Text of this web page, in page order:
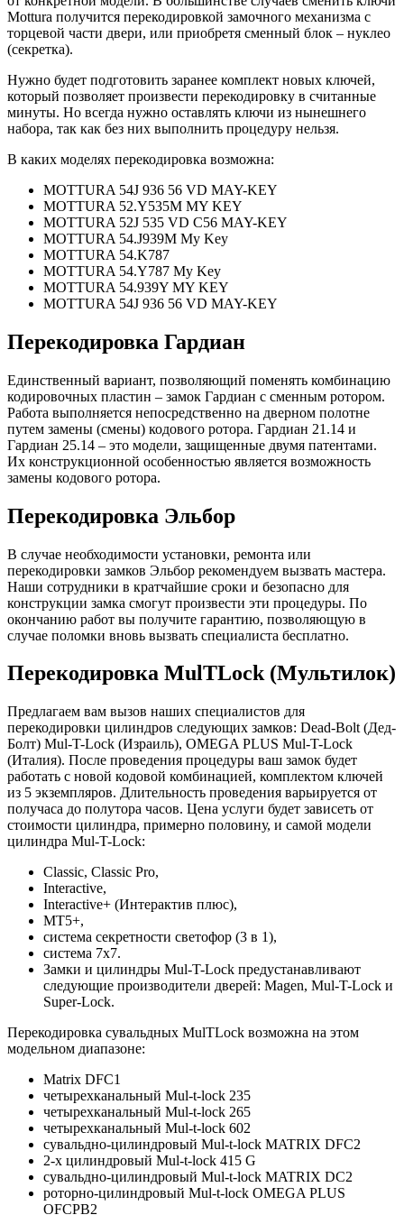
Mottura получится перекодировкой замочного механизма с
торцевой части двери, или приобретя сменный блок – нуклео
(секретка).
Нужно будет подготовить заранее комплект новых ключей,
который позволяет произвести перекодировку в считанные
минуты. Но всегда нужно оставлять ключи из нынешнего
набора, так как без них выполнить процедуру нельзя.
В каких моделях перекодировка возможна:
MOTTURA 54J 936 56 VD MAY-KEY
MOTTURA 52.Y535M MY KEY
MOTTURA 52J 535 VD C56 MAY-KEY
MOTTURA 54.J939M My Key
MOTTURA 54.K787
MOTTURA 54.Y787 My Key
MOTTURA 54.939Y MY KEY
MOTTURA 54J 936 56 VD MAY-KEY
Перекодировка Гардиан
Единственный вариант, позволяющий поменять комбинацию
кодировочных пластин – замок Гардиан с сменным ротором.
Работа выполняется непосредственно на дверном полотне
путем замены (смены) кодового ротора. Гардиан 21.14 и
Гардиан 25.14 – это модели, защищенные двумя патентами.
Их конструкционной особенностью является возможность
замены кодового ротора.
Перекодировка Эльбор
В случае необходимости установки, ремонта или
перекодировки замков Эльбор рекомендуем вызвать мастера.
Наши сотрудники в кратчайшие сроки и безопасно для
конструкции замка смогут произвести эти процедуры. По
окончанию работ вы получите гарантию, позволяющую в
случае поломки вновь вызвать специалиста бесплатно.
Перекодировка MulTLock (Мультилок)
Предлагаем вам вызов наших специалистов для
перекодировки цилиндров следующих замков: Dead-Bolt (Дед-
Болт) Mul-T-Lock (Израиль), OMEGA PLUS Mul-T-Lock
(Италия). После проведения процедуры ваш замок будет
работать с новой кодовой комбинацией, комплектом ключей
из 5 экземпляров. Длительность проведения варьируется от
получаса до полутора часов. Цена услуги будет зависеть от
стоимости цилиндра, примерно половину, и самой модели
цилиндра Mul-T-Lock:
Classic, Classic Pro,
Interactive,
Interactive+ (Интерактив плюс),
MT5+,
система секретности светофор (3 в 1),
система 7х7.
Замки и цилиндры Mul-T-Lock предустанавливают
следующие производители дверей: Magen, Mul-T-Lock и
Super-Lock.
Перекодировка сувальдных MulTLock возможна на этом
модельном диапазоне:
Matrix DFC1
четырехканальный Mul-t-lock 235
четырехканальный Mul-t-lock 265
четырехканальный Mul-t-lock 602
сувальдно-цилиндровый Mul-t-lock MATRIX DFC2
2-х цилиндровый Mul-t-lock 415 G
сувальдно-цилиндровый Mul-t-lock MATRIX DC2
роторно-цилиндровый Mul-t-lock OMEGA PLUS
OFCPB2